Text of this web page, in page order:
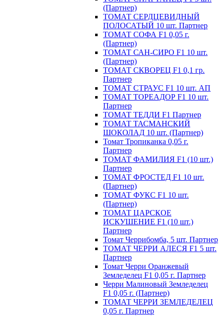
(Партнер)
ТОМАТ СЕРДЦЕВИДНЫЙ
ПОЛОСАТЫЙ 10 шт. Партнер
ТОМАТ СОФА F1 0,05 г.
(Партнер)
ТОМАТ САН-СИРО F1 10 шт.
(Партнер)
ТОМАТ СКВОРЕЦ F1 0,1 гр.
Партнер
ТОМАТ СТРАУС F1 10 шт. АП
ТОМАТ ТОРЕАДОР F1 10 шт.
Партнер
ТОМАТ ТЕДДИ F1 Партнер
ТОМАТ ТАСМАНСКИЙ
ШОКОЛАД 10 шт. (Партнер)
Томат Тропиканка 0,05 г.
Партнер
ТОМАТ ФАМИЛИЯ F1 (10 шт.)
Партнер
ТОМАТ ФРОСТЕД F1 10 шт.
(Партнер)
ТОМАТ ФУКС F1 10 шт.
(Партнер)
ТОМАТ ЦАРСКОЕ
ИСКУШЕНИЕ F1 (10 шт.)
Партнер
Томат Черрибомба, 5 шт. Партнер
ТОМАТ ЧЕРРИ АЛЕСЯ F1 5 шт.
Партнер
Томат Черри Оранжевый
Земледелец F1 0,05 г. Партнер
Черри Малиновый Земледелец
F1 0,05 г. (Партнер)
ТОМАТ ЧЕРРИ ЗЕМЛЕДЕЛЕЦ
0,05 г. Партнер